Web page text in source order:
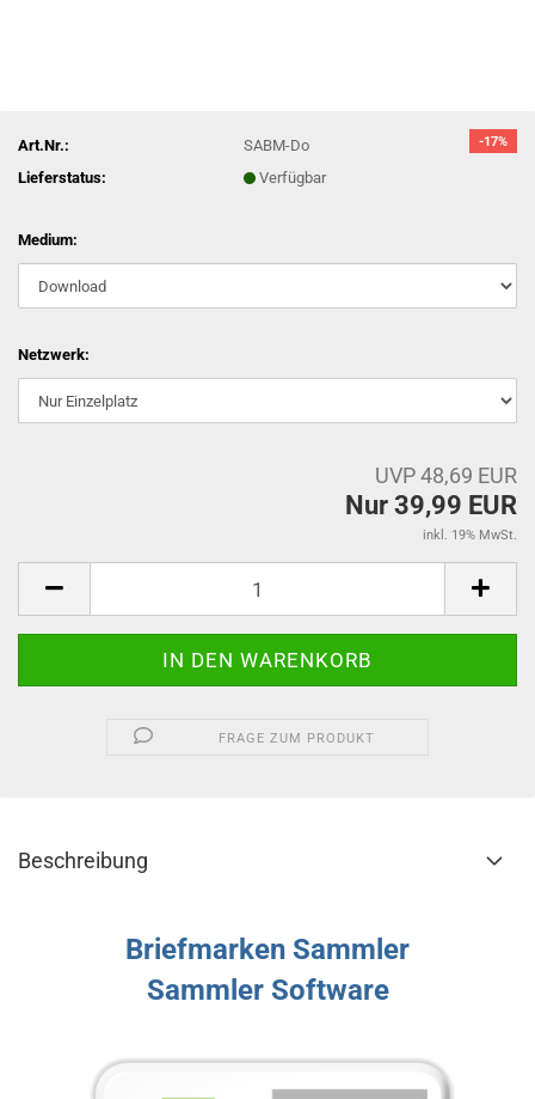
-17%
Art.Nr.:
SABM-Do
Lieferstatus:
Verfügbar
Medium:
Netzwerk:
UVP 48,69 EUR
Nur 39,99 EUR
inkl. 19% MwSt.
FRAGE ZUM PRODUKT
Beschreibung
Briefmarken Sammler
Sammler Software